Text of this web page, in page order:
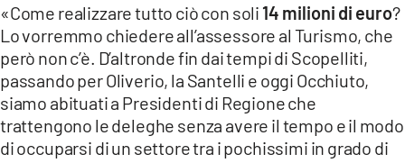
«Come realizzare tutto ciò con soli 14 milioni di euro?
Lo vorremmo chiedere all’assessore al Turismo, che
però non c’è. D’altronde fin dai tempi di Scopelliti,
passando per Oliverio, la Santelli e oggi Occhiuto,
siamo abituati a Presidenti di Regione che
trattengono le deleghe senza avere il tempo e il modo
di occuparsi di un settore tra i pochissimi in grado di